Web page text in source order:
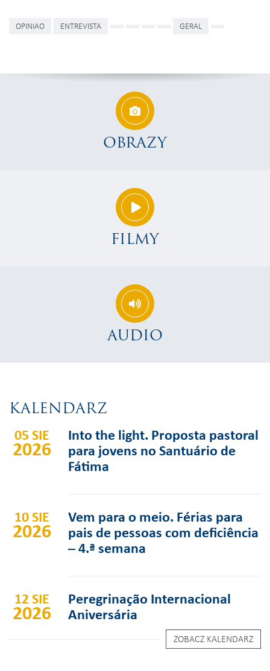
OPINIAO ENTREVISTA GERAL
OBRAZY
FILMY
AUDIO
KALENDARZ
05 SIE
2026
Into the light. Proposta pastoral
para jovens no Santuário de
Fátima
10 SIE
2026
Vem para o meio. Férias para
pais de pessoas com deficiência
– 4.ª semana
12 SIE
2026
Peregrinação Internacional
Aniversária
ZOBACZ KALENDARZ